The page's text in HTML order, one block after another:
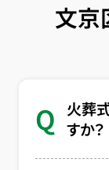
文京
Q
火葬
すか？